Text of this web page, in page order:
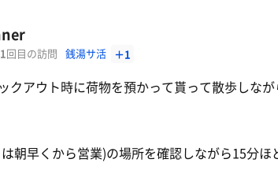
1 回目の訪問 銭湯サ活 ＋1
クアウト時に荷物を預かって貰って散歩しなが
朝早くから営業)の場所を確認しながら15分ほ